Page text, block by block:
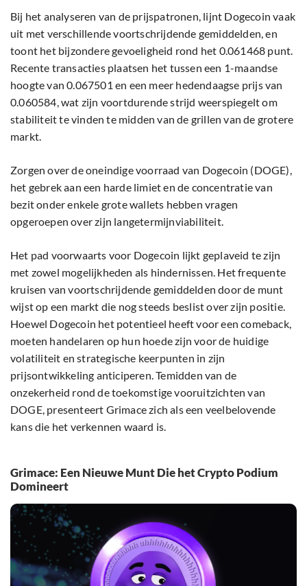
Bij het analyseren van de prijspatronen, lijnt Dogecoin vaak
uit met verschillende voortschrijdende gemiddelden, en
toont het bijzondere gevoeligheid rond het 0.061468 punt.
Recente transacties plaatsen het tussen een 1-maandse
hoogte van 0.067501 en een meer hedendaagse prijs van
0.060584, wat zijn voortdurende strijd weerspiegelt om
stabiliteit te vinden te midden van de grillen van de grotere
markt.
Zorgen over de oneindige voorraad van Dogecoin (DOGE),
het gebrek aan een harde limiet en de concentratie van
bezit onder enkele grote wallets hebben vragen
opgeroepen over zijn langetermijnviabiliteit.
Het pad voorwaarts voor Dogecoin lijkt geplaveid te zijn
met zowel mogelijkheden als hindernissen. Het frequente
kruisen van voortschrijdende gemiddelden door de munt
wijst op een markt die nog steeds beslist over zijn positie.
Hoewel Dogecoin het potentieel heeft voor een comeback,
moeten handelaren op hun hoede zijn voor de huidige
volatiliteit en strategische keerpunten in zijn
prijsontwikkeling anticiperen. Temidden van de
onzekerheid rond de toekomstige vooruitzichten van
DOGE, presenteert Grimace zich als een veelbelovende
kans die het verkennen waard is.
Grimace: Een Nieuwe Munt Die het Crypto Podium
Domineert